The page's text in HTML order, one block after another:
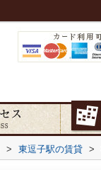
> 東逗子駅の賃貸 >